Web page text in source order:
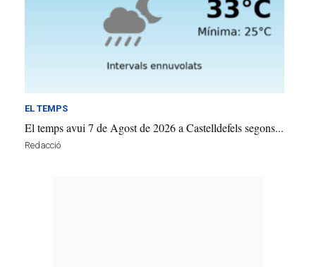
EL TEMPS
El temps avui 7 de Agost de 2026 a Castelldefels segons...
Redacció